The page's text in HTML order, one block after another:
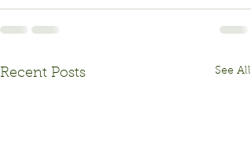
Recent Posts See All